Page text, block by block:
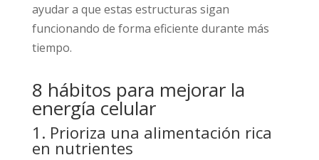
ayudar a que estas estructuras sigan
funcionando de forma eficiente durante más
tiempo.
8 hábitos para mejorar la
energía celular
1. Prioriza una alimentación rica
en nutrientes